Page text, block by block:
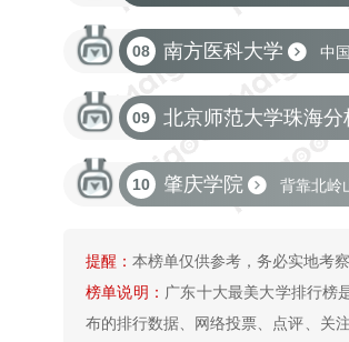
卓越大学联盟 双一流
08 南方医科大学 中
09 北京师范大学珠海分
10 肇庆学院 背靠北岭
提醒： 本榜单仅供参考，务必实地考
榜单说明： 广东十大最美大学排行榜
布的排行数据、网络投票、点评、关